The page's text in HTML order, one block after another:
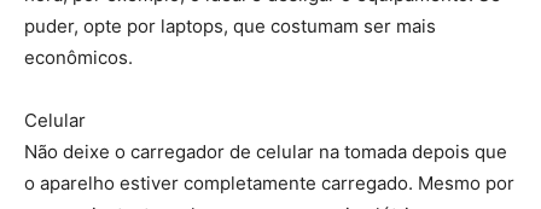
puder, opte por laptops, que costumam ser mais
econômicos.
Celular
Não deixe o carregador de celular na tomada depois que
o aparelho estiver completamente carregado. Mesmo por